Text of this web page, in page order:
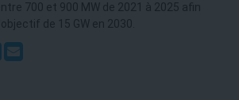
700 et 900 MW de 2021 à 2025 afin
de 15 GW en 2030.